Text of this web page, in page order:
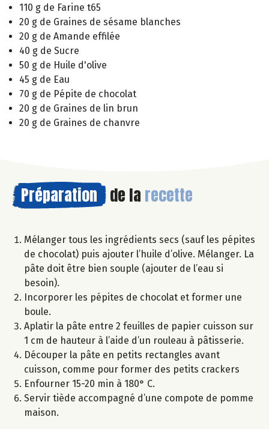
110 g de Farine t65
20 g de Graines de sésame blanches
20 g de Amande effilée
40 g de Sucre
50 g de Huile d'olive
45 g de Eau
70 g de Pépite de chocolat
20 g de Graines de lin brun
20 g de Graines de chanvre
Préparation de la recette
Mélanger tous les ingrédients secs (sauf les pépites
de chocolat) puis ajouter l’huile d’olive. Mélanger. La
pâte doit être bien souple (ajouter de l’eau si
besoin).
Incorporer les pépites de chocolat et former une
boule.
Aplatir la pâte entre 2 feuilles de papier cuisson sur
1 cm de hauteur à l’aide d’un rouleau à pâtisserie.
Découper la pâte en petits rectangles avant
cuisson, comme pour former des petits crackers
Enfourner 15-20 min à 180° C.
Servir tiède accompagné d’une compote de pomme
maison.